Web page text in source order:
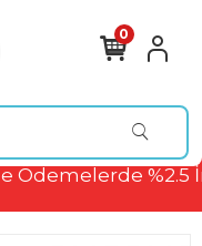
Ödemelerde %2.5
0